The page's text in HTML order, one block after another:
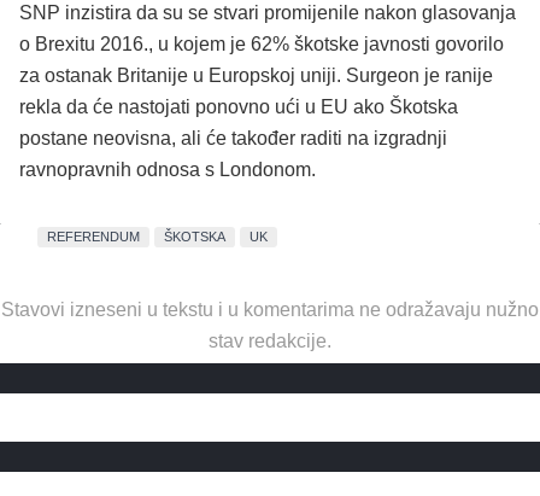
SNP inzistira da su se stvari promijenile nakon glasovanja
o Brexitu 2016., u kojem je 62% škotske javnosti govorilo
za ostanak Britanije u Europskoj uniji. Surgeon je ranije
rekla da će nastojati ponovno ući u EU ako Škotska
postane neovisna, ali će također raditi na izgradnji
ravnopravnih odnosa s Londonom.
REFERENDUM ŠKOTSKA UK
Stavovi izneseni u tekstu i u komentarima ne odražavaju nužno
stav redakcije.